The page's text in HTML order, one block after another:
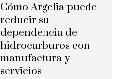
Cómo Argelia puede
reducir su
dependencia de
hidrocarburos con
manufactura y
servicios